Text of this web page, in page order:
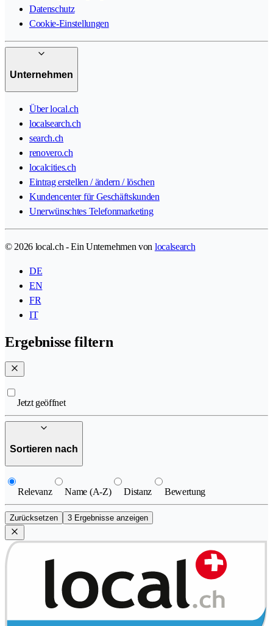
Datenschutz
Cookie-Einstellungen
Unternehmen
Über local.ch
localsearch.ch
search.ch
renovero.ch
localcities.ch
Eintrag erstellen / ändern / löschen
Kundencenter für Geschäftskunden
Unerwünschtes Telefonmarketing
© 2026 local.ch - Ein Unternehmen von localsearch
DE
EN
FR
IT
Ergebnisse filtern
Jetzt geöffnet
Sortieren nach
Relevanz Name (A-Z) Distanz Bewertung
Zurücksetzen 3 Ergebnisse anzeigen